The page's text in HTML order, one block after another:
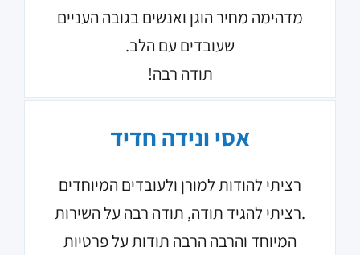
מדהימה מחיר הוגן ואנשים בגובה העניים
שעובדים עם הלב.
תודה רבה!
אסי ונידה חדיד
רציתי להודות למורן ולעובדים המיוחדים
.רציתי להגיד תודה, תודה רבה על השירות
המיוחד והרבה הרבה תודות על פרטיות